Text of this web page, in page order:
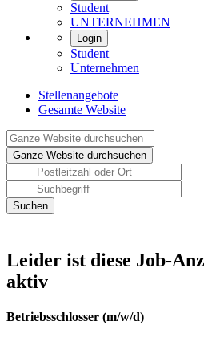
Student
UNTERNEHMEN
Login
Student
Unternehmen
Stellenangebote
Gesamte Website
Leider ist diese Job-
aktiv
Betriebsschlosser (m/w/d)